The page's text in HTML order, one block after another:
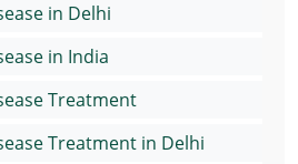
in Delhi
in India
Treatment
Treatment in Delhi